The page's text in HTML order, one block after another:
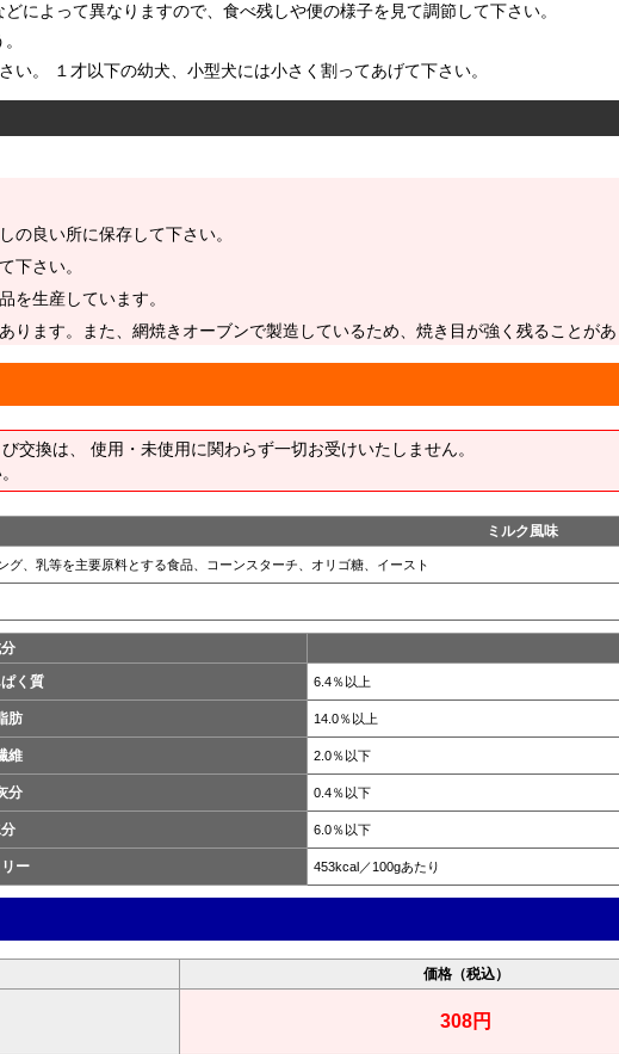
によって異なりますので、食べ残しや便の様子を見て調節して下さい。
い。 １才以下の幼犬、小型犬には小さく割ってあげて下さい。
の良い所に保存して下さい。
下さい。
を生産しています。
ります。また、網焼きオーブンで製造しているため、焼き目が強く残ることがあ
交換は、 使用・未使用に関わらず一切お受けいたしません。
ミルク風味
グ、乳等を主要原料とする食品、コーンスターチ、オリゴ糖、イースト
く質
6.4％以上
肪 14.0％以上
維 2.0％以下
分 0.4％以下
6.0％以下
ー 453kcal／100gあたり
価格（税込）
308円